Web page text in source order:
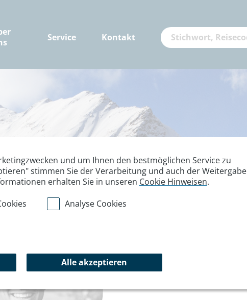
Service Kontakt
und um Ihnen den bestmöglichen Service zu
stimmen Sie der Verarbeitung und auch der Weitergabe
erhalten Sie in unseren Cookie Hinweisen.
Analyse Cookies
Alle akzeptieren